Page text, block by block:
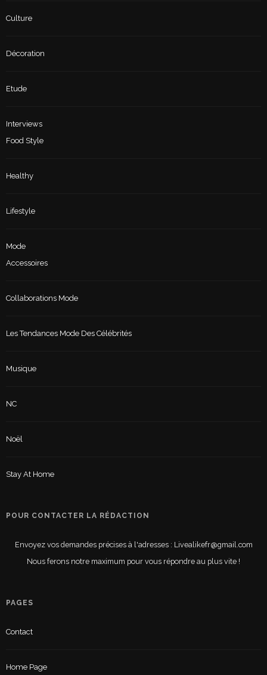
Culture
Décoration
Etude
Interviews
Food Style
Healthy
Lifestyle
Mode
Accessoires
Collaborations Mode
Les Tendances Mode Des Célébrités
Musique
NC
Noël
Stay At Home
POUR CONTACTER LA RÉDACTION
Envoyez vos demandes précises à l'adresses : Livealikefr@gmail.com
Nous ferons notre maximum pour vous répondre au plus vite !
PAGES
Contact
Home Page